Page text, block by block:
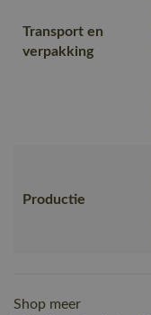
Transport en
verpakking
Productie
Shop meer